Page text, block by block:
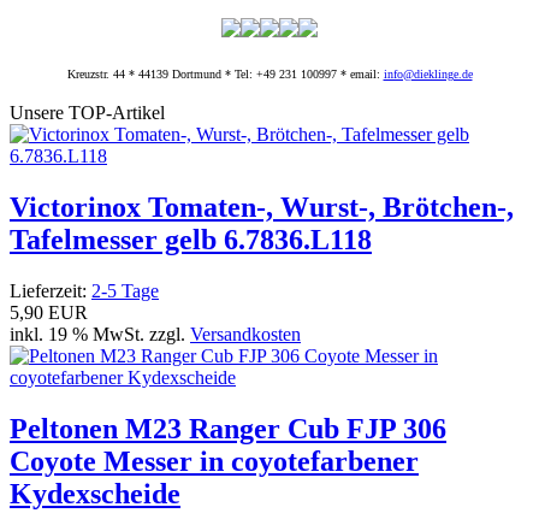
Kreuzstr. 44 * 44139 Dortmund * Tel: +49 231 100997 * email: info@dieklinge.de
Unsere TOP-Artikel
Victorinox Tomaten-, Wurst-, Brötchen-,
Tafelmesser gelb 6.7836.L118
Lieferzeit: 2-5 Tage
5,90 EUR
inkl. 19 % MwSt. zzgl. Versandkosten
Peltonen M23 Ranger Cub FJP 306
Coyote Messer in coyotefarbener
Kydexscheide